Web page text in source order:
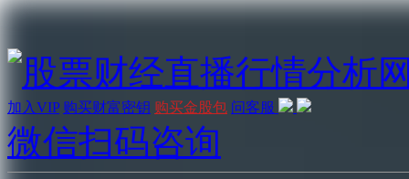
加入VIP 购买财富密钥 购买金股包 问客服
微信扫码咨询